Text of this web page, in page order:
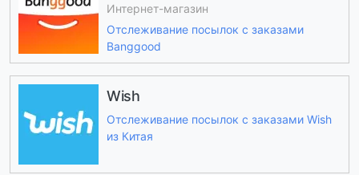
Интернет-магазин
Отслеживание посылок с заказами
Banggood
Wish
Отслеживание посылок с заказами Wish
из Китая